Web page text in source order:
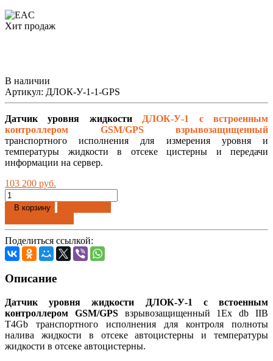
Хит продаж
В наличии
Артикул: ДЛОК-У-1-1-GPS
Датчик уровня жидкости
ДЛОК-У-1 с встроенным
контроллером GSM/GPS
взрывозащищенный
транспортного исполнения для измерения уровня и
температуры жидкости в отсеке цистерны и передачи
информации на сервер.
103 200 руб.
В корзину
Поделиться ссылкой:
Описание
Датчик уровня жидкости ДЛОК-У-1 с встоенным
контроллером GSM/GPSвзрывозащищенный 1Ex db IIB
T4Gb транспортного исполнения для контроля полноты
налива жидкости в отсеке автоцистерны и температуры
жидкости в отсеке автоцистерны.